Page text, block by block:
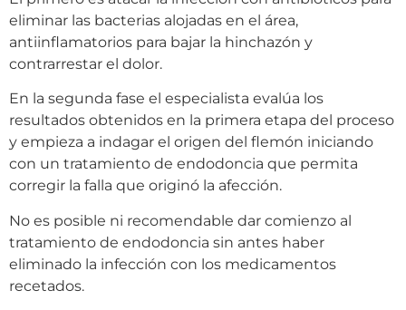
eliminar las bacterias alojadas en el área,
antiinflamatorios para bajar la hinchazón y
contrarrestar el dolor.
En la segunda fase el especialista evalúa los
resultados obtenidos en la primera etapa del proceso
y empieza a indagar el origen del flemón iniciando
con un tratamiento de endodoncia que permita
corregir la falla que originó la afección.
No es posible ni recomendable dar comienzo al
tratamiento de endodoncia sin antes haber
eliminado la infección con los medicamentos
recetados.